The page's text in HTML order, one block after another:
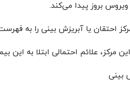
بروز پیدا می‌کند.
یا آبریزش بینی را به فهرست علائم
مرکز، علائم احتمالی ابتلا به این
بینی